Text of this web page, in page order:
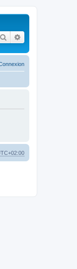
Rechercher